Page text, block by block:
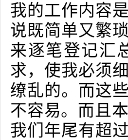
我的工作内容
说既简单又繁
来逐笔登记汇
求，使我必须
缭乱的。而这
不容易。而且
我们年尾有超